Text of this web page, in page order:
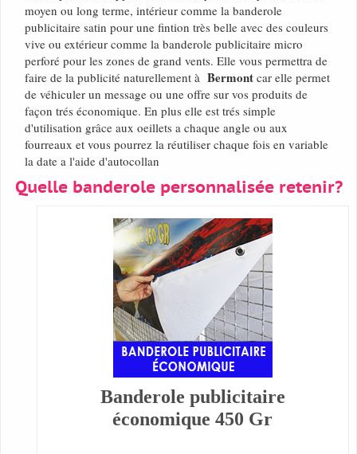
moyen ou long terme, intérieur comme la banderole
publicitaire satin pour une fintion très belle avec des couleurs
vive ou extérieur comme la banderole publicitaire micro
perforé pour les zones de grand vents. Elle vous permettra de
faire de la publicité naturellement à Bermont car elle permet
de véhiculer un message ou une offre sur vos produits de
façon trés économique. En plus elle est trés simple
d'utilisation grâce aux oeillets a chaque angle ou aux
fourreaux et vous pourrez la réutiliser chaque fois en variable
la date a l'aide d'autocollan
Quelle banderole personnalisée retenir?
Banderole publicitaire
économique 450 Gr